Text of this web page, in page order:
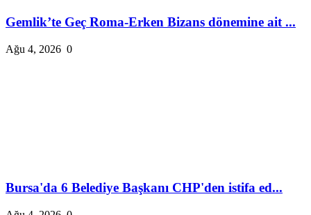
Gemlik’te Geç Roma-Erken Bizans dönemine ait ...
Ağu 4, 2026 0
Bursa'da 6 Belediye Başkanı CHP'den istifa ed...